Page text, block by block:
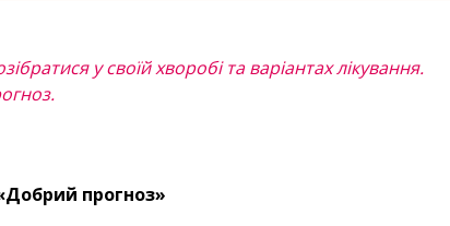
у своїй хворобі та варіантах лікування.
«Добрий прогноз»